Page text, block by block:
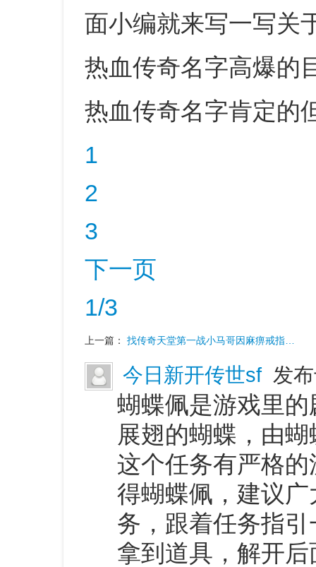
面小编就来写一写关
热血传奇名字高爆的
热血传奇名字肯定的
1
2
3
下一页
1/3
上一篇： 找传奇天堂第一战小马哥因麻痹戒指…
今日新开传世sf 发
蝴蝶佩是游戏里
展翅的蝴蝶，由
这个任务有严格
得蝴蝶佩，建议
务，跟着任务指
拿到道具，解开